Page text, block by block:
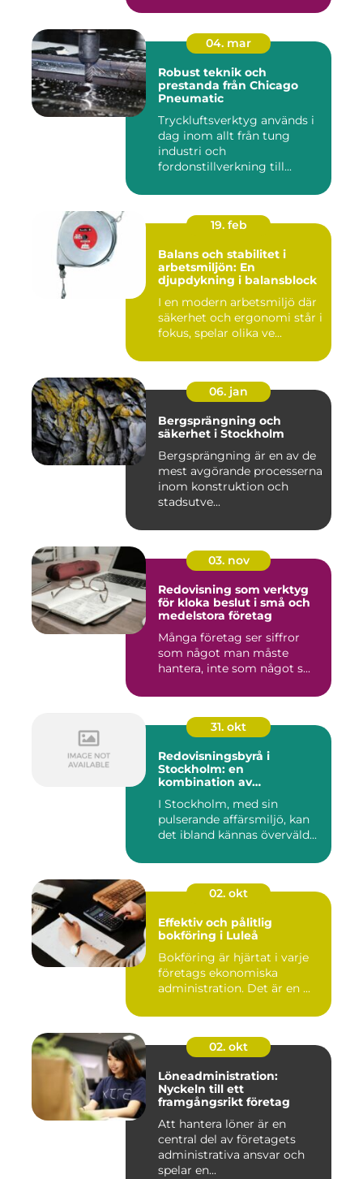
04. mar
Robust teknik och
prestanda från Chicago
Pneumatic
Tryckluftsverktyg används i
dag inom allt från tung
industri och
fordonstillverkning till...
19. feb
Balans och stabilitet i
arbetsmiljön: En
djupdykning i balansblock
I en modern arbetsmiljö där
säkerhet och ergonomi står i
fokus, spelar olika ve...
06. jan
Bergsprängning och
säkerhet i Stockholm
Bergsprängning är en av de
mest avgörande processerna
inom konstruktion och
stadsutve...
03. nov
Redovisning som verktyg
för kloka beslut i små och
medelstora företag
Många företag ser siffror
som något man måste
hantera, inte som något s...
31. okt
Redovisningsbyrå i
Stockholm: en
kombination av
personlig service
I Stockholm, med sin
pulserande affärsmiljö, kan
det ibland kännas överväld...
02. okt
Effektiv och pålitlig
bokföring i Luleå
Bokföring är hjärtat i varje
företags ekonomiska
administration. Det är en ...
02. okt
Löneadministration:
Nyckeln till ett
framgångsrikt företag
Att hantera löner är en
central del av företagets
administrativa ansvar och
spelar en...